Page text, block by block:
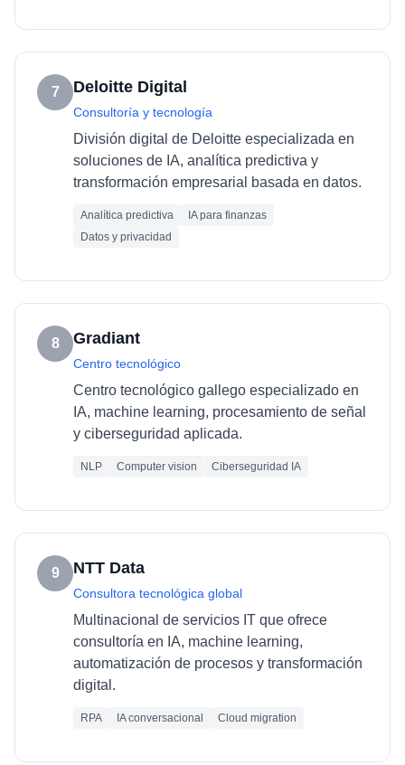
7 Deloitte Digital
Consultoría y tecnología
División digital de Deloitte especializada en
soluciones de IA, analítica predictiva y
transformación empresarial basada en datos.
Analítica predictiva
IA para finanzas
Datos y privacidad
8 Gradiant
Centro tecnológico
Centro tecnológico gallego especializado en
IA, machine learning, procesamiento de señal
y ciberseguridad aplicada.
NLP Computer vision Ciberseguridad IA
9 NTT Data
Consultora tecnológica global
Multinacional de servicios IT que ofrece
consultoría en IA, machine learning,
automatización de procesos y transformación
digital.
RPA IA conversacional Cloud migration